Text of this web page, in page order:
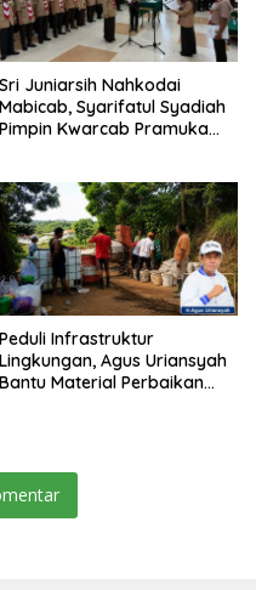
Sri Juniarsih Nahkodai
Mabicab, Syarifatul Syadiah
Pimpin Kwarcab Pramuka
Peduli Infrastruktur
Lingkungan, Agus Uriansyah
Bantu Material Perbaikan